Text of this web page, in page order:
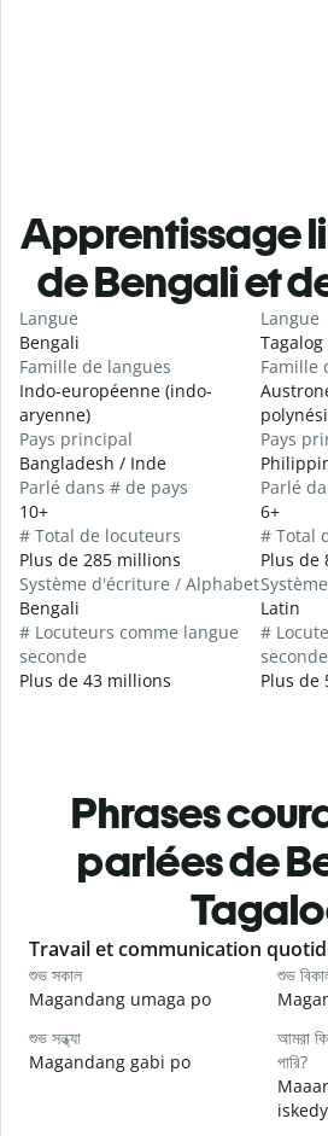
Apprentissage
de Bengali et
Langue
Bengali
Famille de langues
Indo-européenne (indo-
aryenne)
Pays principal
Bangladesh / Inde
Parlé dans # de pays
10+
# Total de locuteurs
Plus de 285 millions
Système d'écriture / Alphabet
Bengali
# Locuteurs comme langue
seconde
Plus de 43 millions
Langue
Tagalog
Famille
Pays
Parlé
6+
# Total
Plus de
Latin
#
seconde
Plus de
Phrases
parlées de
Slide 1 of 6
Travail et communication
শুভ সকাল
Magandang umaga po
শুভ
শুভ সন্ধ্যা
Magandang gabi po
আমরা
পারি?